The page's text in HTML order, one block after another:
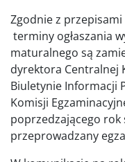
Zgodnie z
terminy ogłaszania
maturalnego są
dyrektora Centralnej
Biuletynie Informacji
Komisji
poprzedzającego
przeprowadzany